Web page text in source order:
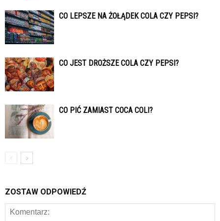
CO LEPSZE NA ŻOŁĄDEK COLA CZY PEPSI?
CO JEST DROŻSZE COLA CZY PEPSI?
CO PIĆ ZAMIAST COCA COLI?
ZOSTAW ODPOWIEDŹ